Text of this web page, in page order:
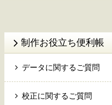
制作お役立ち便利帳
データに関するご質問
校正に関するご質問